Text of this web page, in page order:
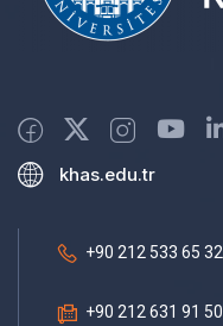
khas.edu.tr
+90 212 533 65 32
+90 212 631 91 50